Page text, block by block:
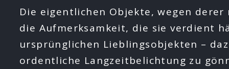
Die eigentlichen Objekte, wegen
die Aufmerksamkeit, die sie verdient
ursprünglichen Lieblingsobjekten –
ordentliche Langzeitbelichtung zu